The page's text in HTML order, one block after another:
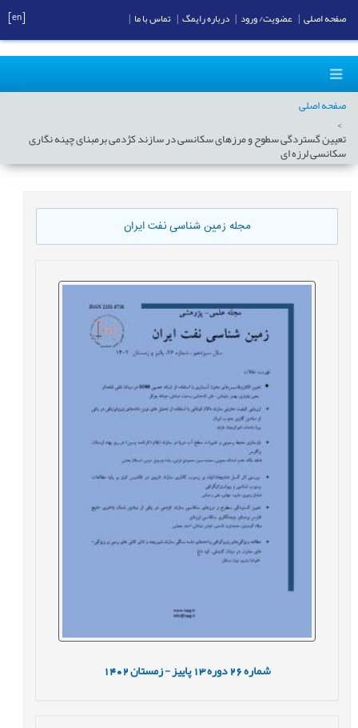
صفحه اصلی
تعیین گستردگی سطوح و مرزهای سکانسی در سازند کژدمی برمبنای چینه نگاری
سکانسی لرزه ای
مجله زمین شناسی نفت ایران
شماره26 دوره13 پاییز - زمستان1402
صفحه اصلی عضویت/ ورود درباره رایمگ تماس با ما